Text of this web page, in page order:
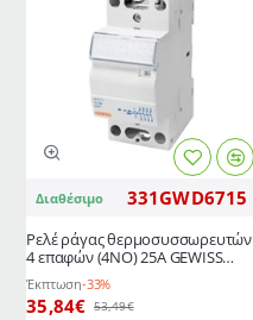
ΣΤΟΙΧΕΙΩΝ)
Διαθέσιμο 331GWD6715
Ρελέ ράγας θερμοσυσσωρευτών
4 επαφών (4NO) 25A GEWISS
Ιταλίας
Έκπτωση-33%
35,84€ 53,49€